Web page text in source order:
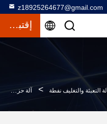
z18925264677@gmail.com
إقتباس
آلة التعبئة والتغليف نفطة > آلة حزم البثور الحارة لحزم البثور استهلاك الهواء 0.6m3 / Min